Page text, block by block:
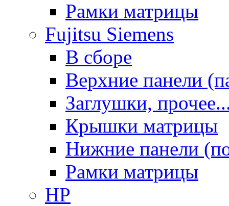
Рамки матрицы
Fujitsu Siemens
В сборе
Верхние панели
Заглушки,
Крышки матрицы
Нижние панели
Рамки матрицы
HP